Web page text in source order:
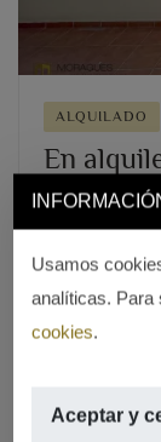
Usamos
analíticas. Para
cookies.
Aceptar y
ALQUILADO
En
ático en
1.200
CENTRO
120m2, 3